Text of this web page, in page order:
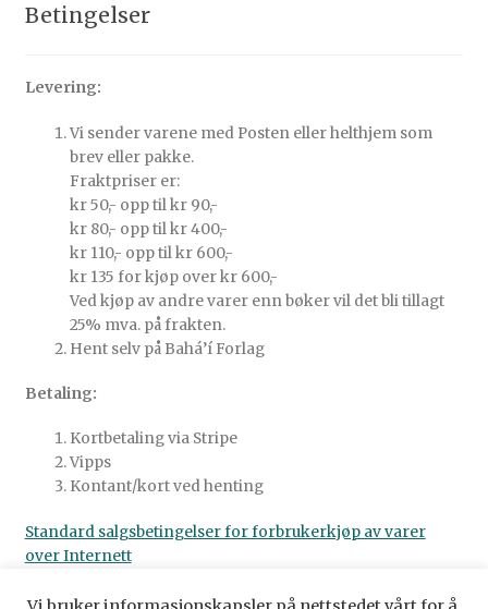
Betingelser
Levering:
Vi sender varene med Posten eller helthjem som
brev eller pakke.
Fraktpriser er:
kr 50,- opp til kr 90,-
kr 80,- opp til kr 400,-
kr 110,- opp til kr 600,-
kr 135 for kjøp over kr 600,-
Ved kjøp av andre varer enn bøker vil det bli tillagt
25% mva. på frakten.
Hent selv på Bahá’í Forlag
Betaling:
Kortbetaling via Stripe
Vipps
Kontant/kort ved henting
Standard salgsbetingelser for forbrukerkjøp av varer
over Internett